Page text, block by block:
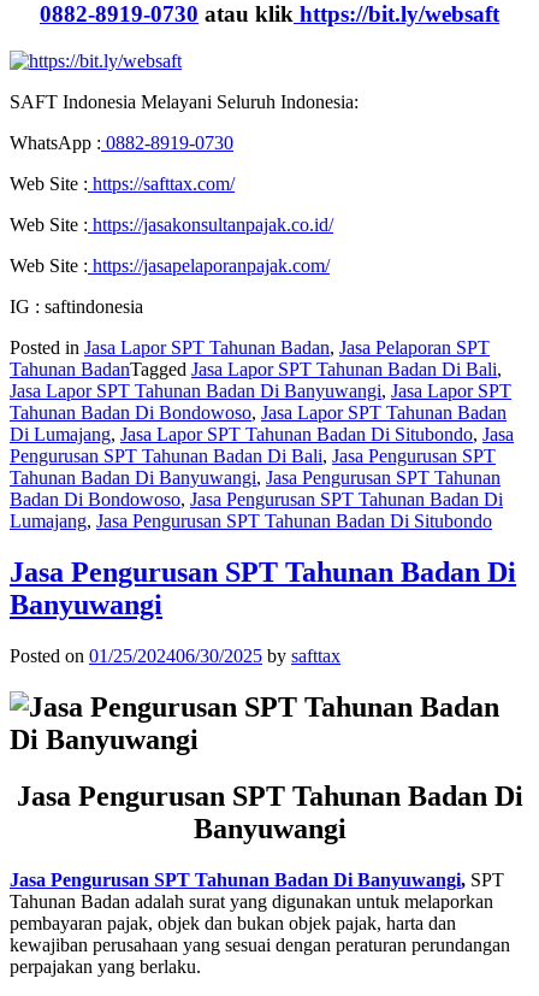
0882-8919-0730 atau klik https://bit.ly/websaft
SAFT Indonesia Melayani Seluruh Indonesia:
WhatsApp : 0882-8919-0730
Web Site : https://safttax.com/
Web Site : https://jasakonsultanpajak.co.id/
Web Site : https://jasapelaporanpajak.com/
IG : saftindonesia
Posted in Jasa Lapor SPT Tahunan Badan, Jasa Pelaporan SPT
Tahunan BadanTagged Jasa Lapor SPT Tahunan Badan Di Bali,
Jasa Lapor SPT Tahunan Badan Di Banyuwangi, Jasa Lapor SPT
Tahunan Badan Di Bondowoso, Jasa Lapor SPT Tahunan Badan
Di Lumajang, Jasa Lapor SPT Tahunan Badan Di Situbondo, Jasa
Pengurusan SPT Tahunan Badan Di Bali, Jasa Pengurusan SPT
Tahunan Badan Di Banyuwangi, Jasa Pengurusan SPT Tahunan
Badan Di Bondowoso, Jasa Pengurusan SPT Tahunan Badan Di
Lumajang, Jasa Pengurusan SPT Tahunan Badan Di Situbondo
Jasa Pengurusan SPT Tahunan Badan Di
Banyuwangi
Posted on 01/25/202406/30/2025 by safttax
Jasa Pengurusan SPT Tahunan Badan Di
Banyuwangi
Jasa Pengurusan SPT Tahunan Badan Di Banyuwangi, SPT
Tahunan Badan adalah surat yang digunakan untuk melaporkan
pembayaran pajak, objek dan bukan objek pajak, harta dan
kewajiban perusahaan yang sesuai dengan peraturan perundangan
perpajakan yang berlaku.